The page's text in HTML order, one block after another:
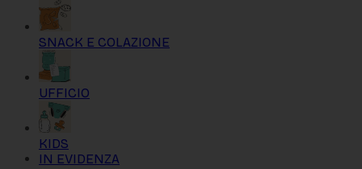
SNACK E COLAZIONE
UFFICIO
KIDS
IN EVIDENZA